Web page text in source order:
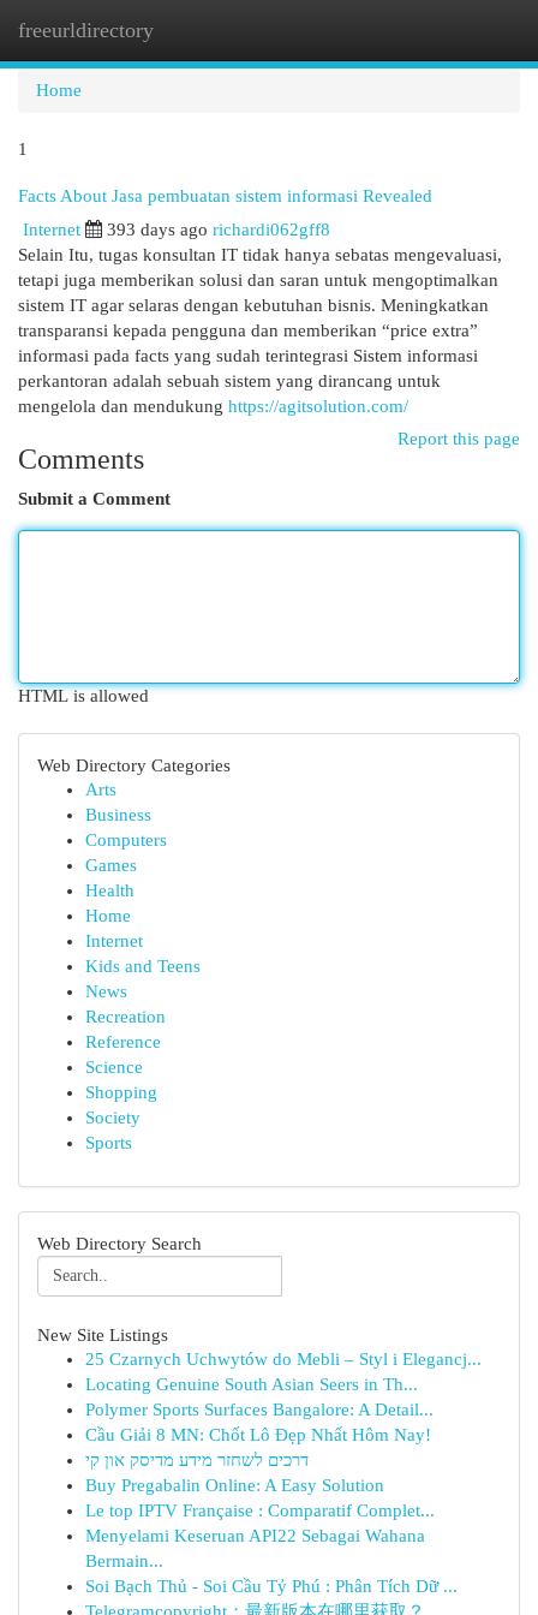
freeurldirectory
Home
1
Facts About Jasa pembuatan sistem informasi Revealed
Internet 393 days ago richardi062gff8
Selain Itu, tugas konsultan IT tidak hanya sebatas mengevaluasi,
tetapi juga memberikan solusi dan saran untuk mengoptimalkan
sistem IT agar selaras dengan kebutuhan bisnis. Meningkatkan
transparansi kepada pengguna dan memberikan “price extra”
informasi pada facts yang sudah terintegrasi Sistem informasi
perkantoran adalah sebuah sistem yang dirancang untuk
mengelola dan mendukung https://agitsolution.com/
Report this page
Comments
Submit a Comment
HTML is allowed
Web Directory Categories
Arts
Business
Computers
Games
Health
Home
Internet
Kids and Teens
News
Recreation
Reference
Science
Shopping
Society
Sports
Web Directory Search
New Site Listings
25 Czarnych Uchwytów do Mebli – Styl i Elegancj...
Locating Genuine South Asian Seers in Th...
Polymer Sports Surfaces Bangalore: A Detail...
Cầu Giải 8 MN: Chốt Lô Đẹp Nhất Hôm Nay!
דרכים לשחזר מידע מדיסק און קי
Buy Pregabalin Online: A Easy Solution
Le top IPTV Française : Comparatif Complet...
Menyelami Keseruan API22 Sebagai Wahana
Bermain...
Soi Bạch Thủ - Soi Cầu Tỷ Phú : Phân Tích Dữ ...